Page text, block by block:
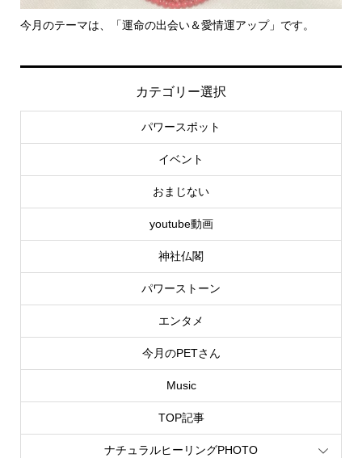
今月のテーマは、「運命の出会い＆愛情運アップ」です。
カテゴリー選択
パワースポット
イベント
おまじない
youtube動画
神社仏閣
パワーストーン
エンタメ
今月のPETさん
Music
TOP記事
ナチュラルヒーリングPHOTO